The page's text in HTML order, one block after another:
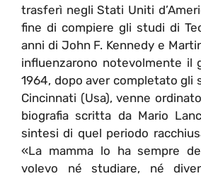
trasferì negli Stati Uniti
fine di compiere gli studi di
anni di John F. Kennedy e
influenzarono notevolmente il
1964, dopo aver completato gli
Cincinnati (Usa), venne
biografia scritta da Mario
sintesi di quel periodo
«La mamma lo ha sempre
volevo né studiare, né